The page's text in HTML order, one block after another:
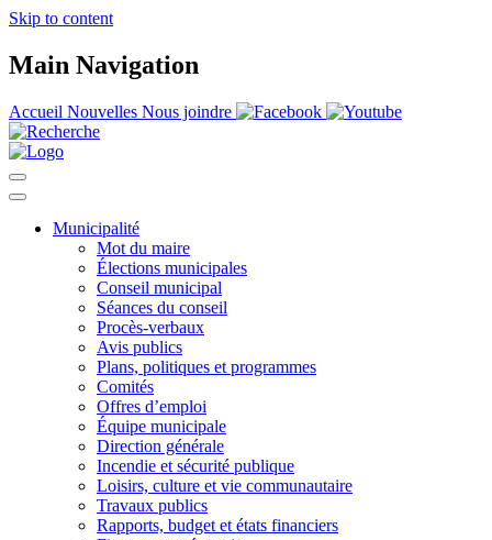
Skip to content
Main Navigation
Accueil Nouvelles Nous joindre
Municipalité
Mot du maire
Élections municipales
Conseil municipal
Séances du conseil
Procès-verbaux
Avis publics
Plans, politiques et programmes
Comités
Offres d’emploi
Équipe municipale
Direction générale
Incendie et sécurité publique
Loisirs, culture et vie communautaire
Travaux publics
Rapports, budget et états financiers